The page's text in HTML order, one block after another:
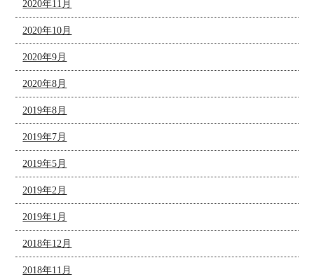
2020年11月
2020年10月
2020年9月
2020年8月
2019年8月
2019年7月
2019年5月
2019年2月
2019年1月
2018年12月
2018年11月